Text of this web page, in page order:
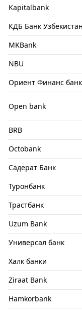
Kapitalbank
КДБ Банк Узбекистан
MKBank
NBU
Ориент Финанс банк
Open bank
BRB
Octobank
Садерат Банк
Туронбанк
Трастбанк
Uzum Bank
Универсал банк
Халк банки
Ziraat Bank
Hamkorbank